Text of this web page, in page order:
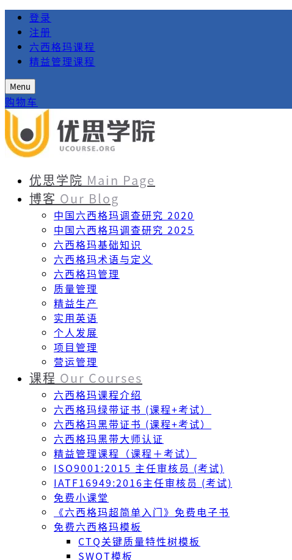
登录
注册
六西格玛课程
精益管理课程
Menu
购物车
优思学院 Main Page
博客 Our Blog
中国六西格玛调查研究 2020
中国六西格玛调查研究 2025
六西格玛基础知识
六西格玛术语与定义
六西格玛管理
质量管理
精益生产
实用英语
个人发展
项目管理
营运管理
课程 Our Courses
六西格玛课程介绍
六西格玛绿带证书 (课程+考试）
六西格玛黑带证书 (课程+考试）
六西格玛黑带大师认证
精益管理课程（课程＋考试）
ISO9001:2015 主任审核员 (考试)
IATF16949:2016主任审核员 (考试)
免费小课堂
《六西格玛超简单入门》免费电子书
免费六西格玛模板
CTQ关键质量特性树模板
SWOT模板